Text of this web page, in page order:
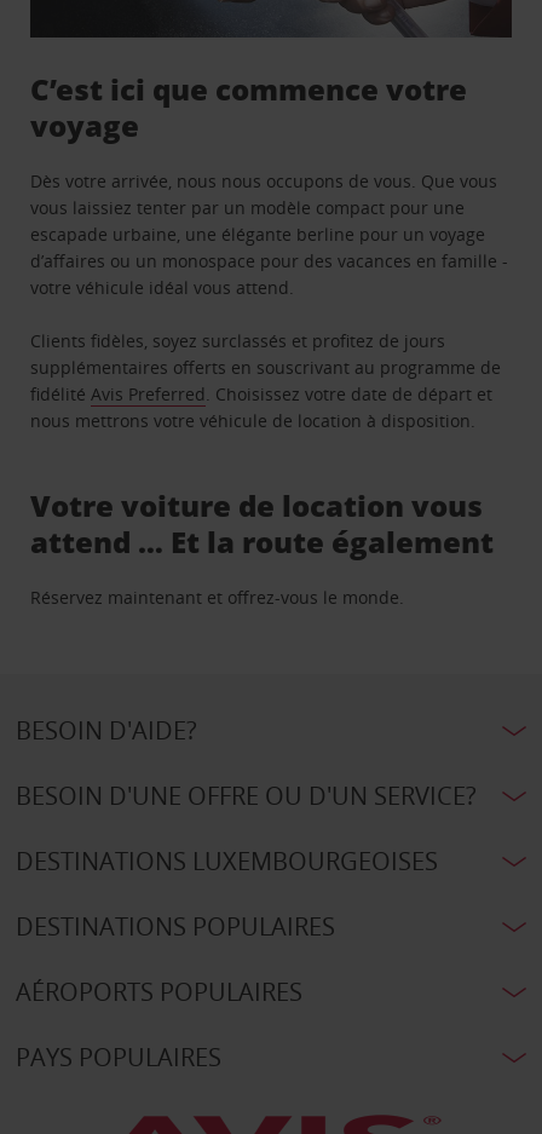
C’est ici que commence votre
voyage
Dès votre arrivée, nous nous occupons de vous. Que vous
vous laissiez tenter par un modèle compact pour une
escapade urbaine, une élégante berline pour un voyage
d’affaires ou un monospace pour des vacances en famille -
votre véhicule idéal vous attend.
Clients fidèles, soyez surclassés et profitez de jours
supplémentaires offerts en souscrivant au programme de
fidélitéAvis Preferred. Choisissez votre date de départ et
nous mettrons votre véhicule de location à disposition.
Votre voiture de location vous
attend … Et la route également
Réservez maintenant et offrez-vous le monde.
BESOIN D'AIDE?
BESOIN D'UNE OFFRE OU D'UN SERVICE?
DESTINATIONS LUXEMBOURGEOISES
DESTINATIONS POPULAIRES
AÉROPORTS POPULAIRES
PAYS POPULAIRES